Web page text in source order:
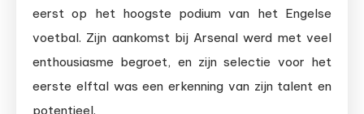
eerst op het hoogste podium van het Engelse
voetbal. Zijn aankomst bij Arsenal werd met veel
enthousiasme begroet, en zijn selectie voor het
eerste elftal was een erkenning van zijn talent en
potentieel.